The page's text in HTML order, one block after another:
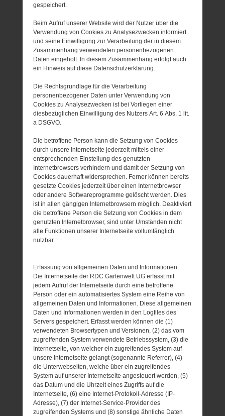
gespeichert.
Beim Aufruf unserer Website wird der Nutzer über die
Verwendung von Cookies zu Analysezwecken informiert
und seine Einwilligung zur Verarbeitung der in diesem
Zusammenhang verwendeten personenbezogenen
Daten eingeholt. In diesem Zusammenhang erfolgt auch
ein Hinweis auf diese Datenschutzerklärung.
Die Rechtsgrundlage für die Verarbeitung
personenbezogener Daten unter Verwendung von
Cookies zu Analysezwecken ist bei Vorliegen einer
diesbezüglichen Einwilligung des Nutzers Art. 6 Abs. 1 lit.
a DSGVO.
Die betroffene Person kann die Setzung von Cookies
durch unsere Internetseite jederzeit mittels einer
entsprechenden Einstellung des genutzten
Internetbrowsers verhindern und damit der Setzung von
Cookies dauerhaft widersprechen. Ferner können bereits
gesetzte Cookies jederzeit über einen Internetbrowser
oder andere Softwareprogramme gelöscht werden. Dies
ist in allen gängigen Internetbrowsern möglich. Deaktiviert
die betroffene Person die Setzung von Cookies in dem
genutzten Internetbrowser, sind unter Umständen nicht
alle Funktionen unserer Internetseite vollumfänglich
nutzbar.
Erfassung von allgemeinen Daten und Informationen
Die Internetseite der RDC Gartenwelt UG erfasst mit
jedem Aufruf der Internetseite durch eine betroffene
Person oder ein automatisiertes System eine Reihe von
allgemeinen Daten und Informationen. Diese allgemeinen
Daten und Informationen werden in den Logfiles des
Servers gespeichert. Erfasst werden können die (1)
verwendeten Browsertypen und Versionen, (2) das vom
zugreifenden System verwendete Betriebssystem, (3) die
Internetseite, von welcher ein zugreifendes System auf
unsere Internetseite gelangt (sogenannte Referrer), (4)
die Unterwebseiten, welche über ein zugreifendes
System auf unserer Internetseite angesteuert werden, (5)
das Datum und die Uhrzeit eines Zugriffs auf die
Internetseite, (6) eine Internet-Protokoll-Adresse (IP-
Adresse), (7) der Internet-Service-Provider des
zugreifenden Systems und (8) sonstige ähnliche Daten